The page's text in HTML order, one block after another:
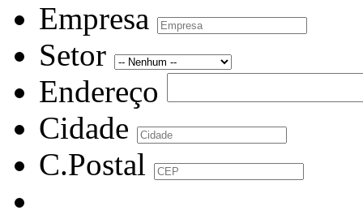
Empresa
Setor
Endereço
Cidade
C.Postal